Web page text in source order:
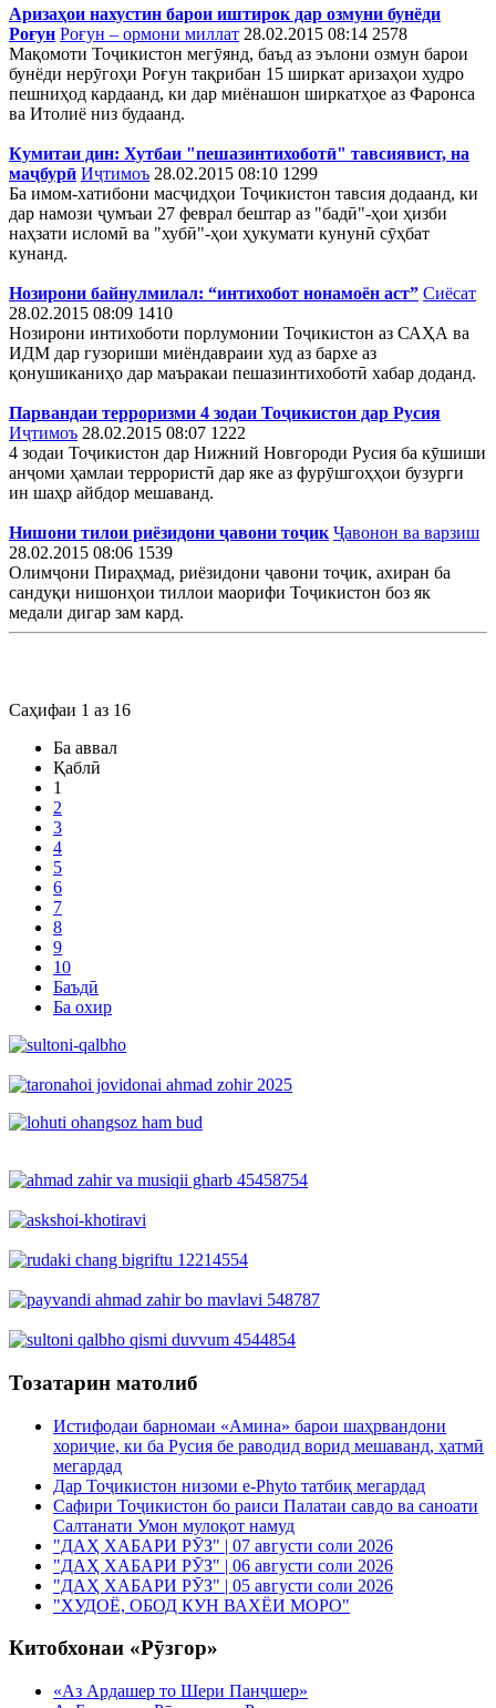
Аризаҳои нахустин барои иштирок дар озмуни бунёди
Роғун Роғун – ормони миллат 28.02.2015 08:14 2578
Мақомоти Тоҷикистон мегӯянд, баъд аз эълони озмун барои
бунёди нерӯгоҳи Роғун тақрибан 15 ширкат аризаҳои худро
пешниҳод кардаанд, ки дар миёнашон ширкатҳое аз Фаронса
ва Итолиё низ будаанд.
Кумитаи дин: Хутбаи "пешазинтихоботӣ" тавсиявист, на
маҷбурӣ Иҷтимоъ 28.02.2015 08:10 1299
Ба имом-хатибони масҷидҳои Тоҷикистон тавсия додаанд, ки
дар намози ҷумъаи 27 феврал бештар аз "бадӣ"-ҳои ҳизби
наҳзати исломӣ ва "хубӣ"-ҳои ҳукумати кунунӣ сӯҳбат
кунанд.
Нозирони байнулмилал: “интихобот нонамоён аст” Сиёсат
28.02.2015 08:09 1410
Нозирони интихоботи порлумонии Тоҷикистон аз САҲА ва
ИДМ дар гузориши миёндавраии худ аз бархе аз
қонушиканиҳо дар маъракаи пешазинтихоботӣ хабар доданд.
Парвандаи терроризми 4 зодаи Тоҷикистон дар Русия
Иҷтимоъ 28.02.2015 08:07 1222
4 зодаи Тоҷикистон дар Нижний Новгороди Русия ба кӯшиши
анҷоми ҳамлаи террористӣ дар яке аз фурӯшгоҳҳои бузурги
ин шаҳр айбдор мешаванд.
Нишони тилои риёзидони ҷавони тоҷик Ҷавонон ва варзиш
28.02.2015 08:06 1539
Олимҷони Пираҳмад, риёзидони ҷавони тоҷик, ахиран ба
сандуқи нишонҳои тиллои маорифи Тоҷикистон боз як
медали дигар зам кард.
Саҳифаи 1 аз 16
Ба аввал
Қаблӣ
1
2
3
4
5
6
7
8
9
10
Баъдӣ
Ба охир
Тозатарин матолиб
Истифодаи барномаи «Амина» барои шаҳрвандони
хориҷие, ки ба Русия бе раводид ворид мешаванд, ҳатмӣ
мегардад
Дар Тоҷикистон низоми e-Phyto татбиқ мегардад
Сафири Тоҷикистон бо раиси Палатаи савдо ва саноати
Салтанати Умон мулоқот намуд
"ДАҲ ХАБАРИ РӮЗ" | 07 августи соли 2026
"ДАҲ ХАБАРИ РӮЗ" | 06 августи соли 2026
"ДАҲ ХАБАРИ РӮЗ" | 05 августи соли 2026
"ХУДОЁ, ОБОД КУН ВАХЁИ МОРО"
Китобхонаи «Рӯзгор»
«Аз Ардашер то Шери Панҷшер»